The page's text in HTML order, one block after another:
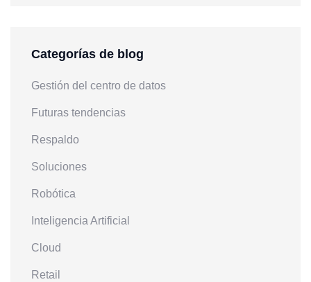
Categorías de blog
Gestión del centro de datos
Futuras tendencias
Respaldo
Soluciones
Robótica
Inteligencia Artificial
Cloud
Retail